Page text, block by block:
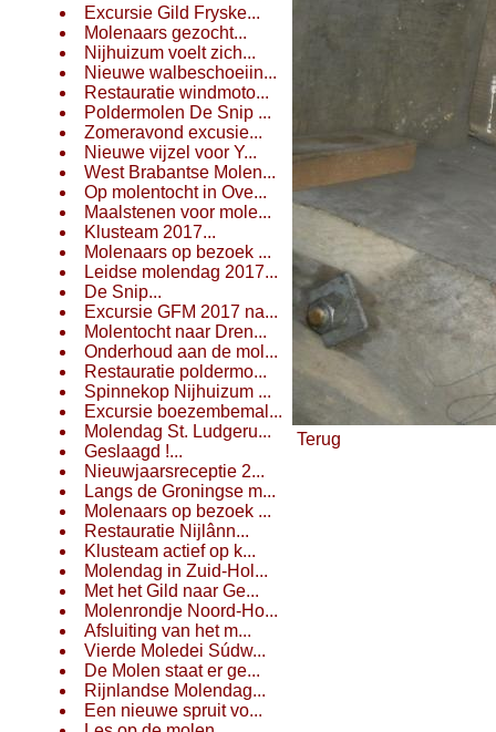
Excursie Gild Fryske...
Molenaars gezocht...
Nijhuizum voelt zich...
Nieuwe walbeschoeiin...
Restauratie windmoto...
Poldermolen De Snip ...
Zomeravond excusie...
Nieuwe vijzel voor Y...
West Brabantse Molen...
Op molentocht in Ove...
Maalstenen voor mole...
Klusteam 2017...
Molenaars op bezoek ...
Leidse molendag 2017...
De Snip...
Excursie GFM 2017 na...
Molentocht naar Dren...
Onderhoud aan de mol...
Restauratie poldermo...
Spinnekop Nijhuizum ...
Excursie boezembemal...
Molendag St. Ludgeru...
Geslaagd !...
Nieuwjaarsreceptie 2...
Langs de Groningse m...
Molenaars op bezoek ...
Restauratie Nijlânn...
Klusteam actief op k...
Molendag in Zuid-Hol...
Met het Gild naar Ge...
Molenrondje Noord-Ho...
Afsluiting van het m...
Vierde Moledei Súdw...
De Molen staat er ge...
Rijnlandse Molendag...
Een nieuwe spruit vo...
Terug